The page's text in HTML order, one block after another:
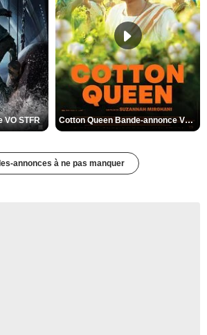
VO STFR Cotton Queen Bande-annonce VO STFR
annonces à ne pas manquer